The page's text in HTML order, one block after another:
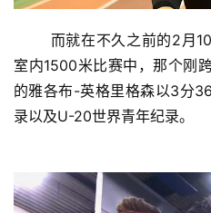
室内1500米比赛中，那个刚
的雅各布-英格里格森以3分
录以及U-20世界青年纪录。